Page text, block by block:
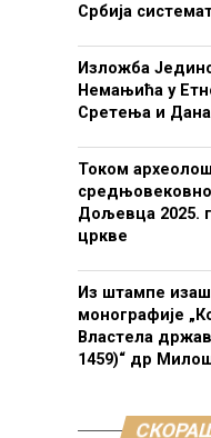
Србија
Изложба
Немањића у
Сретења и
Током
Дољевца 2025.
цркве
Из штампе
монографије
Властела
1459)“ др